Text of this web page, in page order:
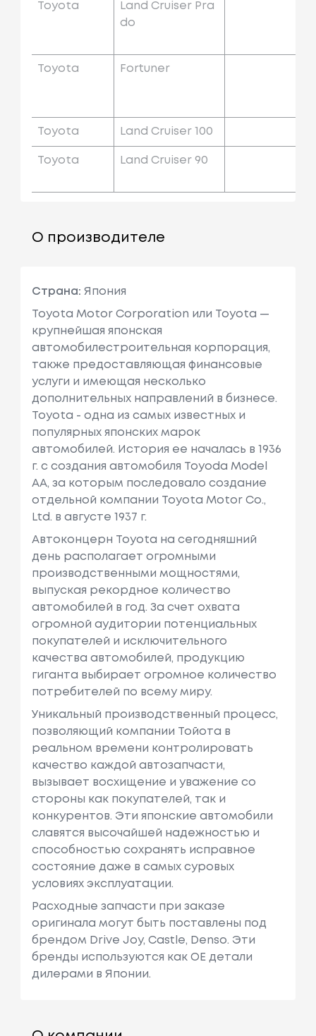
Toyota
Land Cruiser Pra
Do
Toyota Fortuner
Toyota Land Cruiser 100
Toyota Land Cruiser 90
О производителе
Страна: Япония
Toyota Motor Corporation или Toyota —
крупнейшая японская
автомобилестроительная корпорация,
также предоставляющая финансовые
услуги и имеющая несколько
дополнительных направлений в бизнесе.
Toyota - одна из самых известных и
популярных японских марок
автомобилей. История ее началась в 1936
г. с создания автомобиля Toyoda Model
AA, за которым последовало создание
отдельной компании Toyota Motor Co.,
Ltd. в августе 1937 г.
Автоконцерн Toyota на сегодняшний
день располагает огромными
производственными мощностями,
выпуская рекордное количество
автомобилей в год. За счет охвата
огромной аудитории потенциальных
покупателей и исключительного
качества автомобилей, продукцию
гиганта выбирает огромное количество
потребителей по всему миру.
Уникальный производственный процесс,
позволяющий компании Тойота в
реальном времени контролировать
качество каждой автозапчасти,
вызывает восхищение и уважение со
стороны как покупателей, так и
конкурентов. Эти японские автомобили
славятся высочайшей надежностью и
способностью сохранять исправное
состояние даже в самых суровых
условиях эксплуатации.
Расходные запчасти при заказе
оригинала могут быть поставлены под
брендом Drive Joy, Castle, Denso. Эти
бренды используются как ОЕ детали
дилерами в Японии.